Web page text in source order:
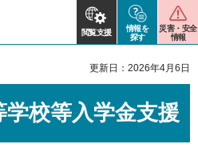
閲覧支援
情報を
探す
災害・安全
情報
更新日：2026年4月6日
校等入学金支援